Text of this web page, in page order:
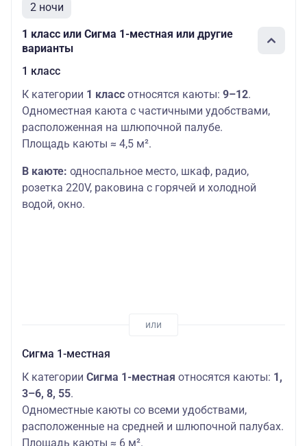
2 ночи
1 класс или Сигма 1-местная или другие
варианты
1 класс
К категории 1 класс относятся каюты: 9–12.
Одноместная каюта с частичными удобствами,
расположенная на шлюпочной палубе.
Площадь каюты ≈ 4,5 м².
В каюте: односпальное место, шкаф, радио,
розетка 220V, раковина с горячей и холодной
водой, окно.
Сигма 1-местная
К категории Сигма 1-местная относятся каюты: 1,
3–6, 8, 55.
Одноместные каюты со всеми удобствами,
расположенные на средней и шлюпочной палубах.
Площадь каюты ≈ 6 м².